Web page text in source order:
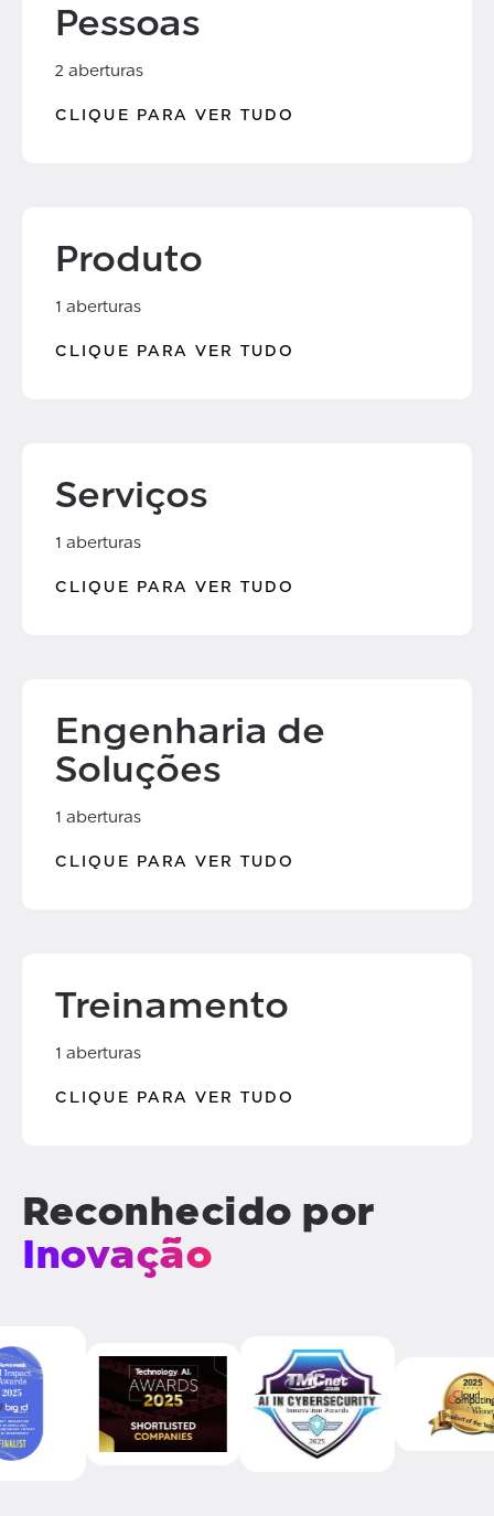
Pessoas
2 aberturas
CLIQUE PARA VER TUDO
Produto
1 aberturas
CLIQUE PARA VER TUDO
Serviços
1 aberturas
CLIQUE PARA VER TUDO
Engenharia de
Soluções
1 aberturas
CLIQUE PARA VER TUDO
Treinamento
1 aberturas
CLIQUE PARA VER TUDO
Reconhecido por
Inovação